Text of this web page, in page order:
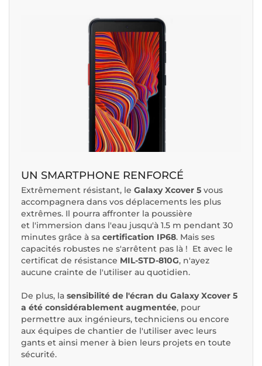
UN SMARTPHONE RENFORCÉ
Extrêmement résistant, le Galaxy Xcover 5 vous
accompagnera dans vos déplacements les plus
extrêmes. Il pourra affronter la poussière
et l'immersion dans l'eau jusqu'à 1.5 m pendant 30
minutes grâce à sa certification IP68. Mais ses
capacités robustes ne s'arrêtent pas là ! Et avec le
certificat de résistance MIL-STD-810G, n'ayez
aucune crainte de l'utiliser au quotidien.
De plus, la sensibilité de l'écran du Galaxy Xcover 5
a été considérablement augmentée, pour
permettre aux ingénieurs, techniciens ou encore
aux équipes de chantier de l'utiliser avec leurs
gants et ainsi mener à bien leurs projets en toute
sécurité.